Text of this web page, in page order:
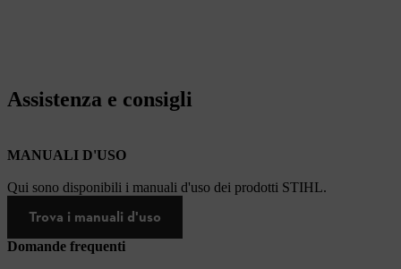
Assistenza e consigli
MANUALI D'USO
Qui sono disponibili i manuali d'uso dei prodotti STIHL.
Trova i manuali d'uso
Domande frequenti